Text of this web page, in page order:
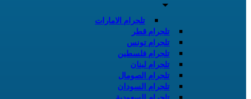
تلجرام الامارات
تلجرام قطر
تلجرام تونس
تلجرام فلسطين
تلجرام لبنان
تلجرام الصومال
تلجرام السودان